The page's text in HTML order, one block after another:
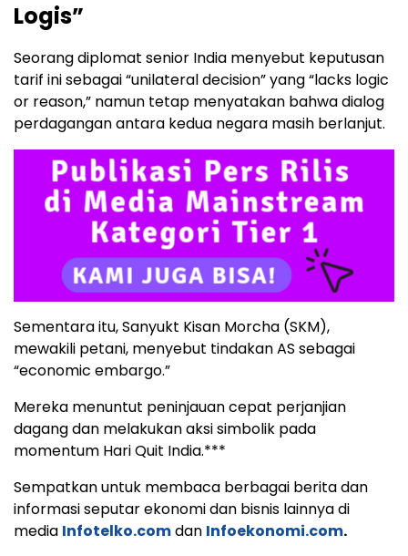
Logis”
Seorang diplomat senior India menyebut keputusan
tarif ini sebagai “unilateral decision” yang “lacks logic
or reason,” namun tetap menyatakan bahwa dialog
perdagangan antara kedua negara masih berlanjut.
Sementara itu, Sanyukt Kisan Morcha (SKM),
mewakili petani, menyebut tindakan AS sebagai
“economic embargo.”
Mereka menuntut peninjauan cepat perjanjian
dagang dan melakukan aksi simbolik pada
momentum Hari Quit India.***
Sempatkan untuk membaca berbagai berita dan
informasi seputar ekonomi dan bisnis lainnya di
media Infotelko.comdan Infoekonomi.com.